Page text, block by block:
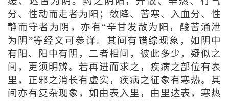
分、性动而走者为阳；敛降、苦寒、入血分、性
静而守者为阴，亦有“辛甘发散为阳，酸苦涌泄
为阴”等经文可参详。其间有错综现象，如阴中
有阳、阳中有阴，二者相间，彼此多少，疑似之
间，更须明辨。若再进而求之，疾病之部位有表
里，正邪之消长有虚实，疾病之征象有寒热。其
间亦有复杂现象，如由表入里，由里达表，寒热